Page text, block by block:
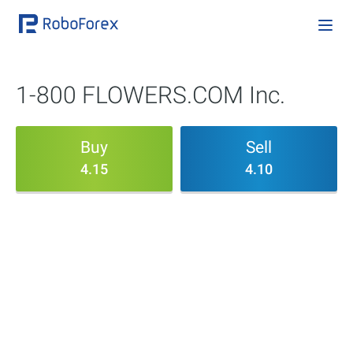
1-800 FLOWERS.COM Inc.
Buy
4.15
Sell
4.10